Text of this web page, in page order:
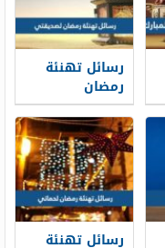
رسائل تهنئة
رمضان
لصديقتي 2026
اجمل تهنئة
رمضان للصديقة
رسائل تهنئة